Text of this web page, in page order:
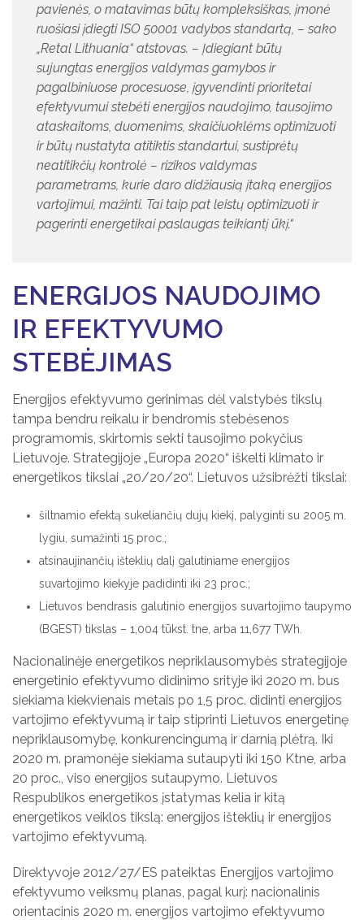
pavienės, o matavimas būtų kompleksiškas, įmonė
ruošiasi įdiegti ISO 50001 vadybos standartą, – sako
„Retal Lithuania“ atstovas. – Įdiegiant būtų
sujungtas energijos valdymas gamybos ir
pagalbiniuose procesuose, įgyvendinti prioritetai
efektyvumui stebėti energijos naudojimo, tausojimo
ataskaitoms, duomenims, skaičiuoklėms optimizuoti
ir būtų nustatyta atitiktis standartui, sustiprėtų
neatitikčių kontrolė – rizikos valdymas
parametrams, kurie daro didžiausią įtaką energijos
vartojimui, mažinti. Tai taip pat leistų optimizuoti ir
pagerinti energetikai paslaugas teikiantį ūkį.“
ENERGIJOS NAUDOJIMO
IR EFEKTYVUMO
STEBĖJIMAS
Energijos efektyvumo gerinimas dėl valstybės tikslų
tampa bendru reikalu ir bendromis stebėsenos
programomis, skirtomis sekti tausojimo pokyčius
Lietuvoje. Strategijoje „Europa 2020“ iškelti klimato ir
energetikos tikslai „20/20/20“. Lietuvos užsibrėžti tikslai:
šiltnamio efektą sukeliančių dujų kiekį, palyginti su 2005 m.
lygiu, sumažinti 15 proc.;
atsinaujinančių išteklių dalį galutiniame energijos
suvartojimo kiekyje padidinti iki 23 proc.;
Lietuvos bendrasis galutinio energijos suvartojimo taupymo
(BGEST) tikslas – 1,004 tūkst. tne, arba 11,677 ТWh.
Nacionalinėje energetikos nepriklausomybės strategijoje
energetinio efektyvumo didinimo srityje iki 2020 m. bus
siekiama kiekvienais metais po 1,5 proc. didinti energijos
vartojimo efektyvumą ir taip stiprinti Lietuvos energetinę
nepriklausomybę, konkurencingumą ir darnią plėtrą. Iki
2020 m. pramonėje siekiama sutaupyti iki 150 Ktne, arba
20 proc., viso energijos sutaupymo. Lietuvos
Respublikos energetikos įstatymas kelia ir kitą
energetikos veiklos tikslą: energijos išteklių ir energijos
vartojimo efektyvumą.
Direktyvoje 2012/27/ЕS pateiktas Energijos vartojimo
efektyvumo veiksmų planas, pagal kurį: nacionalinis
orientacinis 2020 m. еnergijos vartojimo efektyvumo